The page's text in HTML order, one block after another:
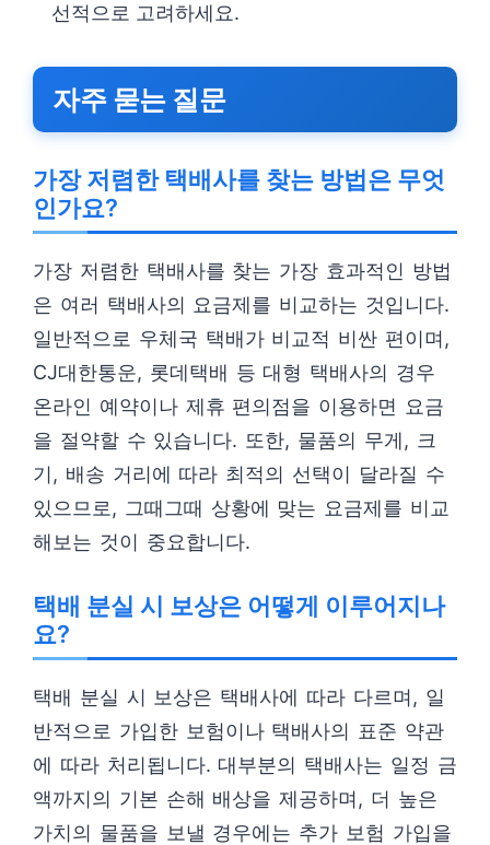
선적으로 고려하세요.
자주 묻는 질문
가장 저렴한 택배사를 찾는 방법은 무엇
인가요?
가장 저렴한 택배사를 찾는 가장 효과적인 방법
은 여러 택배사의 요금제를 비교하는 것입니다.
일반적으로 우체국 택배가 비교적 비싼 편이며,
CJ대한통운, 롯데택배 등 대형 택배사의 경우
온라인 예약이나 제휴 편의점을 이용하면 요금
을 절약할 수 있습니다. 또한, 물품의 무게, 크
기, 배송 거리에 따라 최적의 선택이 달라질 수
있으므로, 그때그때 상황에 맞는 요금제를 비교
해보는 것이 중요합니다.
택배 분실 시 보상은 어떻게 이루어지나
요?
택배 분실 시 보상은 택배사에 따라 다르며, 일
반적으로 가입한 보험이나 택배사의 표준 약관
에 따라 처리됩니다. 대부분의 택배사는 일정 금
액까지의 기본 손해 배상을 제공하며, 더 높은
가치의 물품을 보낼 경우에는 추가 보험 가입을